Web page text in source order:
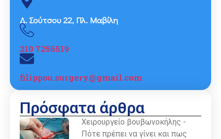
Δ. Σούτσου 22, Πλ. Μαβίλη
210 7256519
filippou.surgery@gmail.com
Πρόσφατα άρθρα
Χειρουργείο βουβωνοκήλης -
Πότε πρέπει να γίνει και πως